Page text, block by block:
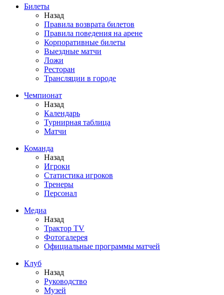
Билеты
Назад
Правила возврата билетов
Правила поведения на арене
Корпоративные билеты
Выездные матчи
Ложи
Ресторан
Трансляции в городе
Чемпионат
Назад
Календарь
Турнирная таблица
Матчи
Команда
Назад
Игроки
Статистика игроков
Тренеры
Персонал
Медиа
Назад
Трактор TV
Фотогалерея
Официальные программы матчей
Клуб
Назад
Руководство
Музей